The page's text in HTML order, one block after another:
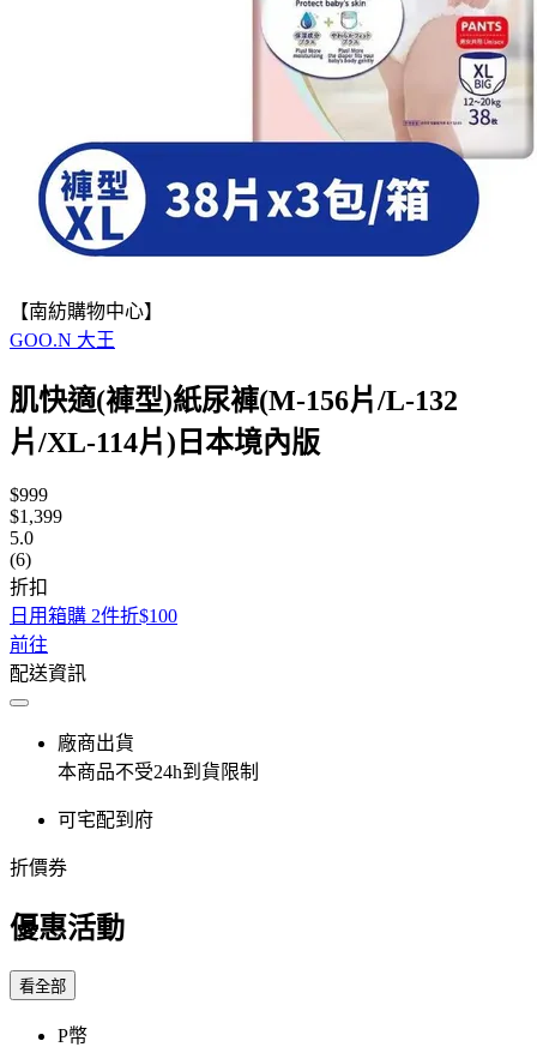
【南紡購物中心】
GOO.N 大王
肌快適(褲型)紙尿褲(M-156片/L-132
片/XL-114片)日本境內版
$999
$1,399
5.0
(6)
折扣
日用箱購 2件折$100
前往
配送資訊
廠商出貨
本商品不受24h到貨限制
可宅配到府
折價券
優惠活動
看全部
P幣